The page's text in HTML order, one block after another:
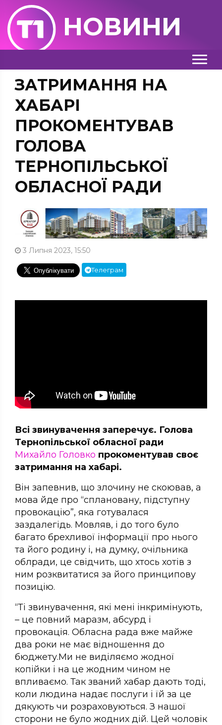
НОВИНИ
ЗАТРИМАННЯ НА
ХАБАРІ
ПРОКОМЕНТУВАВ
ГОЛОВА
ТЕРНОПІЛЬСЬКОЇ
ОБЛАСНОЇ РАДИ
3 Липня 2023, 15:50
Телеграм
Всі звинувачення заперечує. Голова
Тернопільської обласної ради
Михайло Головко прокоментував своє
затримання на хабарі.
Він запевнив, що злочину не скоював, а
мова йде про “сплановану, підступну
провокацію”, яка готувалася
заздалегідь. Мовляв, і до того було
багато брехливої інформації про нього
та його родину і, на думку, очільника
облради, це свідчить, що хтось хотів з
ним розквитатися за його принципову
позицію.
“Ті звинувачення, які мені інкримінують,
– це повний маразм, абсурд і
провокація. Обласна рада вже майже
два роки не має відношення до
бюджету.Ми не виділяємо жодної
копійки і на це жодним чином не
впливаємо. Так званий хабар дають тоді,
коли людина надає послуги і їй за це
дякують чи розраховуються. З нашої
сторони не було жодних дій. Цей чоловік